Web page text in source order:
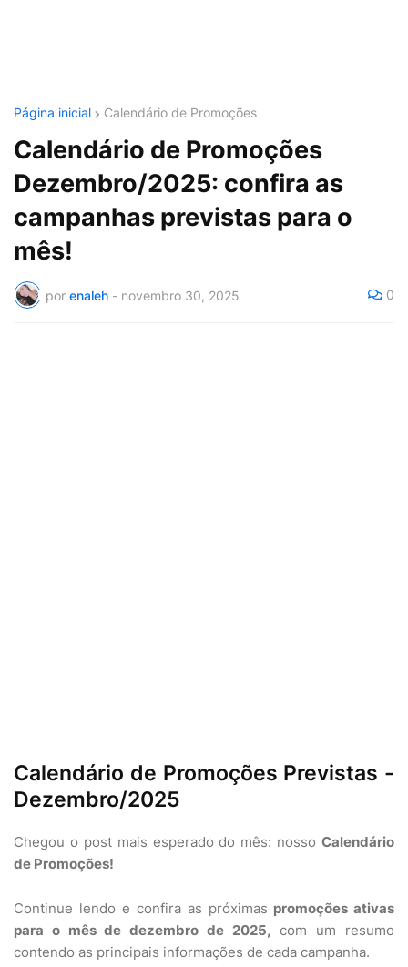
Página inicial Calendário de Promoções
Calendário de Promoções
Dezembro/2025: confira as
campanhas previstas para o
mês!
por enaleh - novembro 30, 2025 0
Calendário de Promoções Previstas -
Dezembro/2025
Chegou o post mais esperado do mês: nosso Calendário
de Promoções!
Continue lendo e confira as próximas promoções ativas
para o mês de dezembro de 2025, com um resumo
contendo as principais informações de cada campanha.